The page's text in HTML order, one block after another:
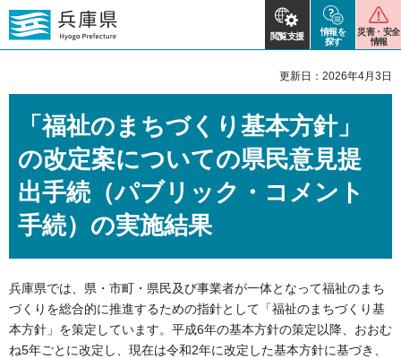
閲覧支援
情報を
探す
災害・安全
情報
更新日：2026年4月3日
「福祉のまちづくり基本方針」
の改定案についての県民意見提
出手続（パブリック・コメント
手続）の実施結果
兵庫県では、県・市町・県民及び事業者が一体となって福祉のまち
づくりを総合的に推進するための指針として「福祉のまちづくり基
本方針」を策定しています。平成6年の基本方針の策定以降、おおむ
ね5年ごとに改定し、現在は令和2年に改定した基本方針に基づき、